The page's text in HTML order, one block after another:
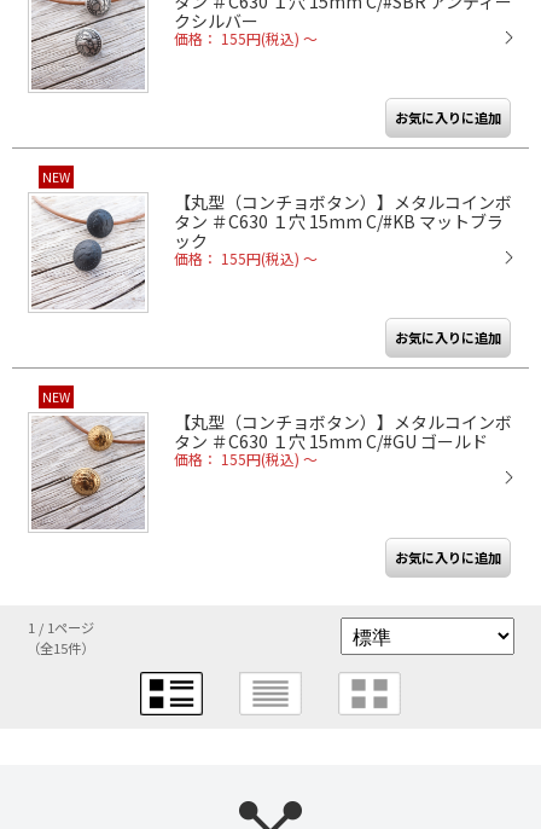
クシルバー
価格： 155円(税込) ～
NEW
【丸型（コンチョボタン）】メタルコインボ
タン ＃C630 １穴 15mm C/#KB マットブラ
ック
価格： 155円(税込) ～
NEW
【丸型（コンチョボタン）】メタルコインボ
タン ＃C630 １穴 15mm C/#GU ゴールド
価格： 155円(税込) ～
1 / 1ページ
（全15件）